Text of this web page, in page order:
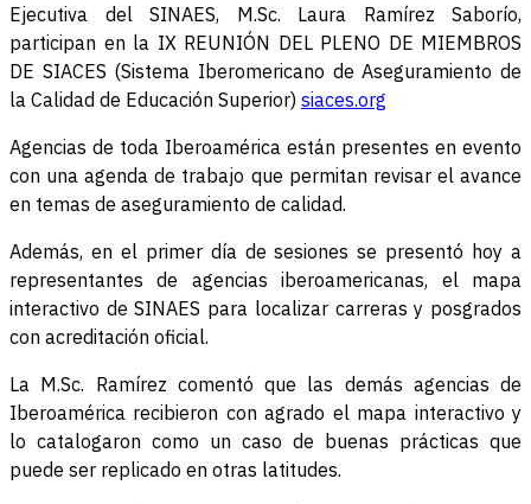
Ejecutiva del SINAES, M.Sc. Laura Ramírez Saborío,
participan en la IX REUNIÓN DEL PLENO DE MIEMBROS
DE SIACES (Sistema Iberomericano de Aseguramiento de
la Calidad de Educación Superior) siaces.org
Agencias de toda Iberoamérica están presentes en evento
con una agenda de trabajo que permitan revisar el avance
en temas de aseguramiento de calidad.
Además, en el primer día de sesiones se presentó hoy a
representantes de agencias iberoamericanas, el mapa
interactivo de SINAES para localizar carreras y posgrados
con acreditación oficial.
La M.Sc. Ramírez comentó que las demás agencias de
Iberoamérica recibieron con agrado el mapa interactivo y
lo catalogaron como un caso de buenas prácticas que
puede ser replicado en otras latitudes.